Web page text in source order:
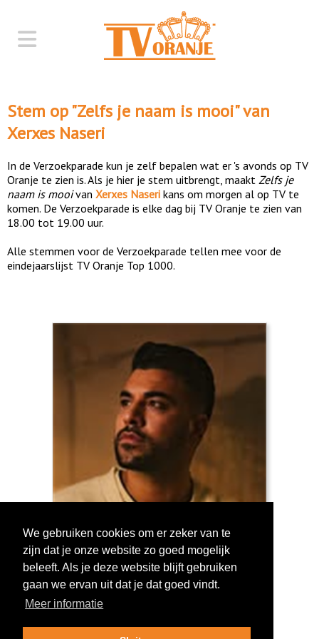
Stem op "Zelfs je naam is mooi" van
Xerxes Naseri
In de Verzoekparade kun je zelf bepalen wat er 's avonds op TV
Oranje te zien is. Als je hier je stem uitbrengt, maakt Zelfs je
naam is mooivan Xerxes Naseri kans om morgen al op TV te
komen. De Verzoekparade is elke dag bij TV Oranje te zien van
18.00 tot 19.00 uur.
Alle stemmen voor de Verzoekparade tellen mee voor de
eindejaarslijst TV Oranje Top 1000.
Log in om te stemmen!
We gebruiken cookies om er zeker van te
zijn dat je onze website zo goed mogelijk
beleeft. Als je deze website blijft gebruiken
gaan we ervan uit dat je dat goed vindt.
Meer informatie